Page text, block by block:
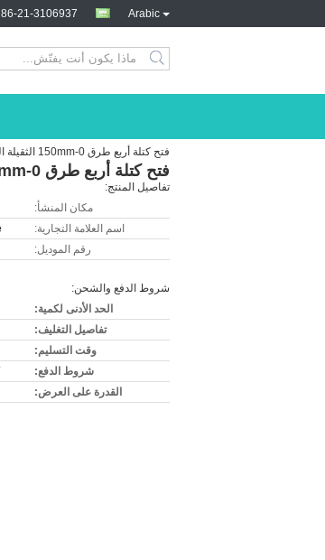
Arabic
86-21-3106937
فتح كتلة أربع طرق 0-150mm الثقيلة الورنية الفرجار مع المقاييس متري
فتح كتلة أربع طرق 0-150mm الثقيلة الورنية الفرجار مع المقاييس متري
تفاصيل المنتج:
مكان المنشأ:
اسم العلامة التجارية:
رقم الموديل:
شروط الدفع والشحن:
الحد الأدنى لكمية:
تفاصيل التغليف:
وقت التسليم:
شروط الدفع:
القدرة على العرض: